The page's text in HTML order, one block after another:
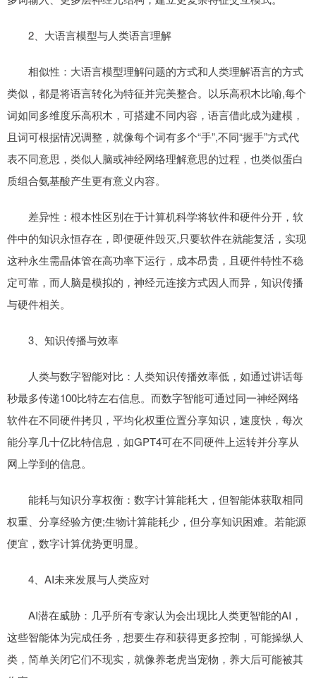
2、大语言模型与人类语言理解
相似性：大语言模型理解问题的方式和人类理解语言的方式
类似，都是将语言转化为特征并完美整合。以乐高积木比喻,每个
词如同多维度乐高积木，可搭建不同内容，语言借此成为建模，
且词可根据情况调整，就像每个词有多个“手”,不同“握手”方式代
表不同意思，类似人脑或神经网络理解意思的过程，也类似蛋白
质组合氨基酸产生更有意义内容。
差异性：根本性区别在于计算机科学将软件和硬件分开，软
件中的知识永恒存在，即便硬件毁灭,只要软件在就能复活，实现
这种永生需晶体管在高功率下运行，成本昂贵，且硬件特性不稳
定可靠，而人脑是模拟的，神经元连接方式因人而异，知识传播
与硬件相关。
3、知识传播与效率
人类与数字智能对比：人类知识传播效率低，如通过讲话每
秒最多传递100比特左右信息。而数字智能可通过同一神经网络
软件在不同硬件拷贝，平均化权重位置分享知识，速度快，每次
能分享几十亿比特信息，如GPT4可在不同硬件上运转并分享从
网上学到的信息。
能耗与知识分享权衡：数字计算能耗大，但智能体获取相同
权重、分享经验方便;生物计算能耗少，但分享知识困难。若能源
便宜，数字计算优势更明显。
4、AI未来发展与人类应对
AI潜在威胁：几乎所有专家认为会出现比人类更智能的AI，
这些智能体为完成任务，想要生存和获得更多控制，可能操纵人
类，简单关闭它们不现实，就像养老虎当宠物，养大后可能被其